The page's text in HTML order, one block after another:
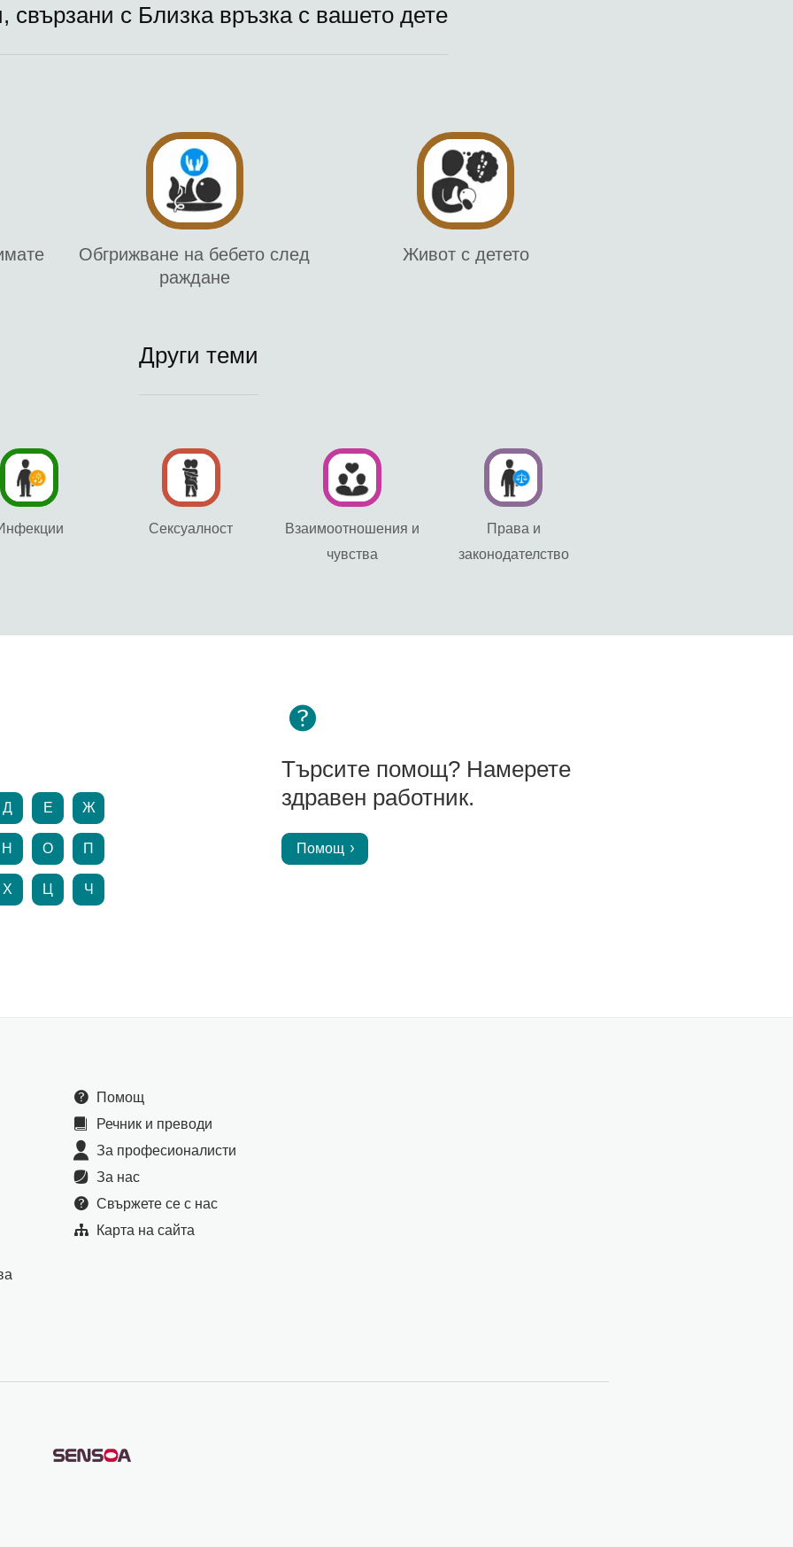
свързани с Близка връзка с вашето дете
Обгрижване на бебето след
раждане
Живот с детето
Други теми
Сексуалност
Взаимоотношения и
чувства
Права и
законодателство
Д Е Ж
Н О П
Х Ц Ч
Търсите помощ? Намерете
здравен работник.
Помощ
Помощ
Речник и преводи
За професионалисти
За нас
Свържете се с нас
Карта на сайта